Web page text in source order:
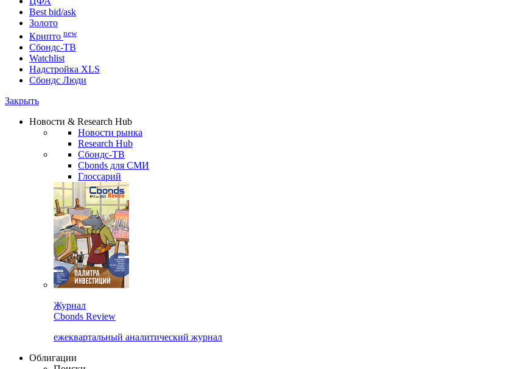
Консенсусы
Поиск облигаций (ИИ)
Кривые доходности
ЦФА
Best bid/ask
Золото
Криптоnew
Сбондс-ТВ
Надстройка XLS
Сбондс Люди
Новости & Research Hub
Новости рынка
Research Hub
Сбондс-ТВ
Cbonds для СМИ
Глоссарий
Журнал
Cbonds Review